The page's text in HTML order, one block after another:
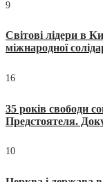
9
Світові лідери в
міжнародної
16
35 років свободи
Предстоятеля.
10